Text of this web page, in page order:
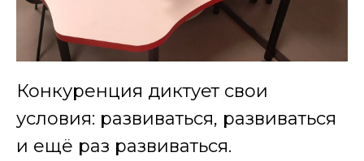
Конкуренция диктует свои
условия: развиваться, развиваться
и ещё раз развиваться.